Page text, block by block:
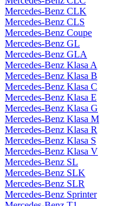
Mercedes-Benz CLK
Mercedes-Benz CLS
Mercedes-Benz Coupe
Mercedes-Benz GL
Mercedes-Benz GLA
Mercedes-Benz Klasa A
Mercedes-Benz Klasa B
Mercedes-Benz Klasa C
Mercedes-Benz Klasa E
Mercedes-Benz Klasa G
Mercedes-Benz Klasa M
Mercedes-Benz Klasa R
Mercedes-Benz Klasa S
Mercedes-Benz Klasa V
Mercedes-Benz SL
Mercedes-Benz SLK
Mercedes-Benz SLR
Mercedes-Benz Sprinter